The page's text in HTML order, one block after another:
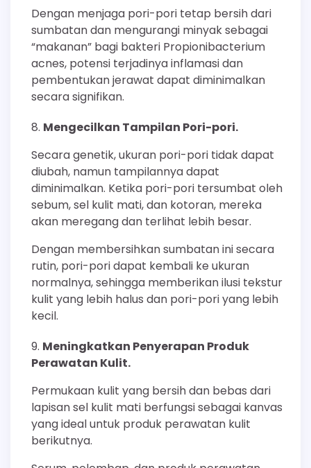
Dengan menjaga pori-pori tetap bersih dari
sumbatan dan mengurangi minyak sebagai
“makanan” bagi bakteri Propionibacterium
acnes, potensi terjadinya inflamasi dan
pembentukan jerawat dapat diminimalkan
secara signifikan.
Mengecilkan Tampilan Pori-pori.
Secara genetik, ukuran pori-pori tidak dapat
diubah, namun tampilannya dapat
diminimalkan. Ketika pori-pori tersumbat oleh
sebum, sel kulit mati, dan kotoran, mereka
akan meregang dan terlihat lebih besar.
Dengan membersihkan sumbatan ini secara
rutin, pori-pori dapat kembali ke ukuran
normalnya, sehingga memberikan ilusi tekstur
kulit yang lebih halus dan pori-pori yang lebih
kecil.
Meningkatkan Penyerapan Produk
Perawatan Kulit.
Permukaan kulit yang bersih dan bebas dari
lapisan sel kulit mati berfungsi sebagai kanvas
yang ideal untuk produk perawatan kulit
berikutnya.